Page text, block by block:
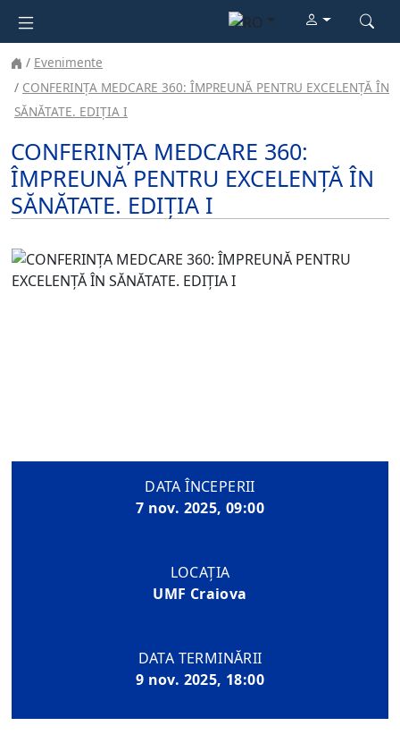
Evenimente
CONFERINȚA MEDCARE 360: ÎMPREUNĂ PENTRU EXCELENȚĂ ÎN
SĂNĂTATE. EDIȚIA I
CONFERINȚA MEDCARE 360:
ÎMPREUNĂ PENTRU EXCELENȚĂ ÎN
SĂNĂTATE. EDIȚIA I
DATA ÎNCEPERII
7 nov. 2025, 09:00
LOCAȚIA
UMF Craiova
DATA TERMINĂRII
9 nov. 2025, 18:00